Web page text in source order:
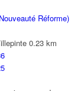
Réforme)
0.23 km